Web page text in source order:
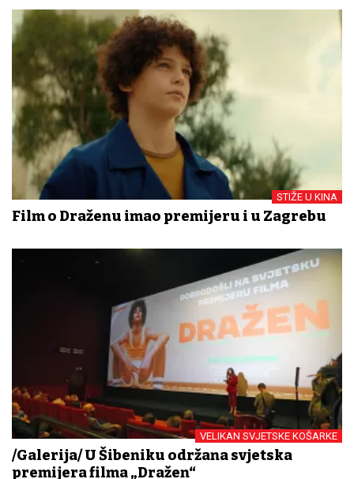
STIŽE U KINA
Film o Draženu imao premijeru i u Zagrebu
VELIKAN SVJETSKE KOŠARKE
/Galerija/ U Šibeniku održana svjetska
premijera filma „Dražen“